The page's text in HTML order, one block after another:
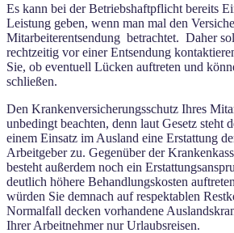
Es kann bei der Betriebshaftpflicht bereits
Leistung geben, wenn man mal den
Mitarbeiterentsendung betrachtet. Daher
rechtzeitig vor einer Entsendung
Sie, ob eventuell Lücken auftreten und
schließen.
Den Krankenversicherungsschutz Ihres
unbedingt beachten, denn laut Gesetz steht
einem Einsatz im Ausland eine Erstattung
Arbeitgeber zu. Gegenüber der
besteht außerdem noch ein
deutlich höhere Behandlungskosten
würden Sie demnach auf respektablen
Normalfall decken vorhandene
Ihrer Arbeitnehmer nur Urlaubsreisen.